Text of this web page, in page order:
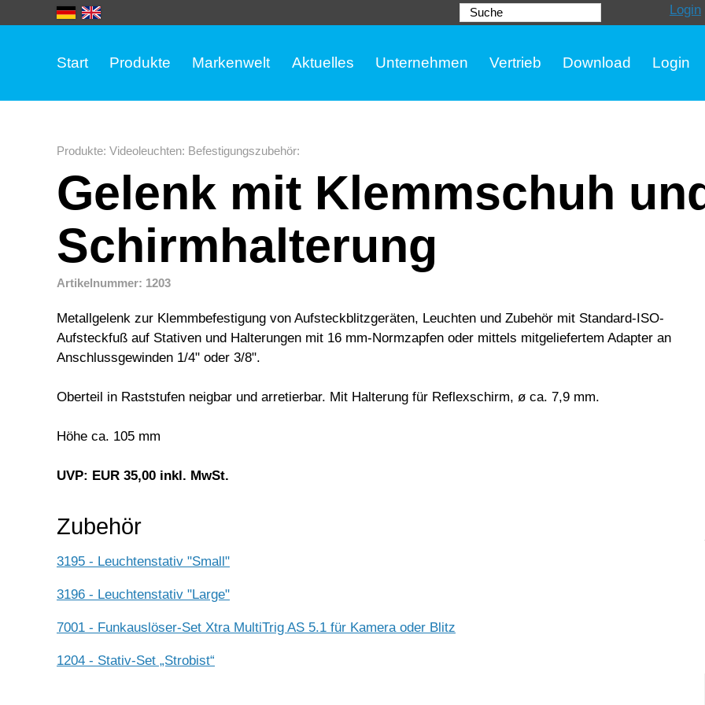
Suche Login
Start Produkte Markenwelt Aktuelles Unternehmen Vertrieb Download Login
Produkte: Videoleuchten: Befestigungszubehör:
Gelenk mit Klemmschuh
Schirmhalterung
Artikelnummer: 1203
Metallgelenk zur Klemmbefestigung von Aufsteckblitzgeräten, Leuchten und Zubehör mit Standard-ISO-
Aufsteckfuß auf Stativen und Halterungen mit 16 mm-Normzapfen oder mittels mitgeliefertem Adapter an
Anschlussgewinden 1/4" oder 3/8".
Oberteil in Raststufen neigbar und arretierbar. Mit Halterung für Reflexschirm, ø ca. 7,9 mm.
Höhe ca. 105 mm
UVP: EUR 35,00 inkl. MwSt.
Zubehör
3195 - Leuchtenstativ "Small"
3196 - Leuchtenstativ "Large"
7001 - Funkauslöser-Set Xtra MultiTrig AS 5.1 für Kamera oder Blitz
1204 - Stativ-Set „Strobist“